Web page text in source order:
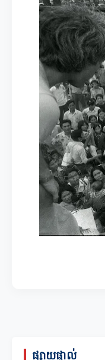
ផ្សាយផ្ទាល់